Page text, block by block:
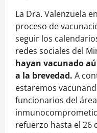
La Dra. Valenzuela
proceso de
seguir los
redes sociales del
hayan vacunado
a la brevedad. A
estaremos
funcionarios del
refuerzo hasta el 26